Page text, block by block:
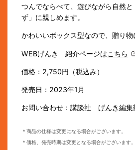
つんでならべて、遊びながら自然
ず」に親しめます。
かわいいボックス型なので、贈り物
WEBげんき 紹介ページはこちら
価格：2,750円（税込み）
発売日：2023年1月
お問い合わせ： 講談社 げんき編集
＊商品の仕様は変更になる場合がございます。
＊価格、発売時期は変更となる場合がございます。